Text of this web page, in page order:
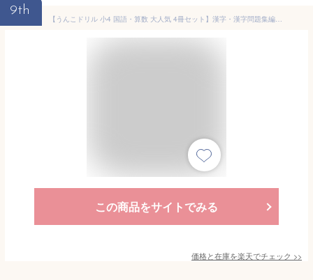
9th
【うんこドリル 小4 国語・算数 大人気 4冊セット】漢字・漢字問題集編・わり算・小数 分数｜小学4年生 4年生 小4 小学4年 4年生 四年生 小四 四年 漢字ドリル 計算ドリル 算数ドリル 国語ドリル 問題集 割り算 勉強 学習 国語 算数 プレゼント ギフト
この商品をサイトでみる
価格と在庫を楽天でチェック >>